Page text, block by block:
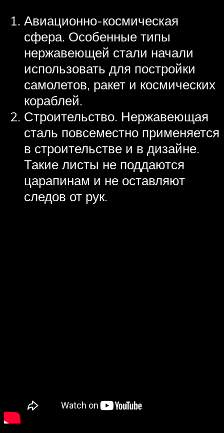
Авиационно-космическая
сфера. Особенные типы
нержавеющей стали начали
использовать для постройки
самолетов, ракет и космических
кораблей.
Строительство. Нержавеющая
сталь повсеместно применяется
в строительстве и в дизайне.
Такие листы не поддаются
царапинам и не оставляют
следов от рук.